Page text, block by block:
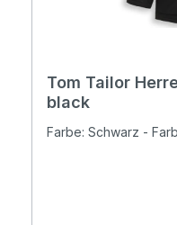
Tom Tailor
black
Farbe: Schwarz -